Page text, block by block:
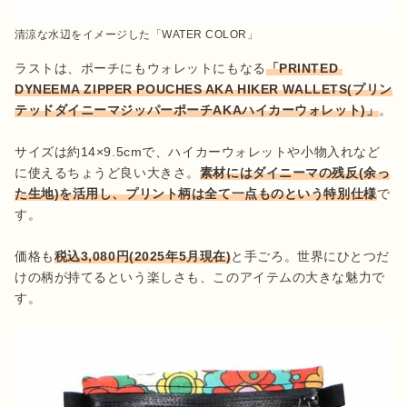
清涼な水辺をイメージした「WATER COLOR」
ラストは、ポーチにもウォレットにもなる「PRINTED
DYNEEMA ZIPPER POUCHES AKA HIKER WALLETS(プリン
テッドダイニーマジッパーポーチAKAハイカーウォレット)」。
サイズは約14×9.5cmで、ハイカーウォレットや小物入れなど
に使えるちょうど良い大きさ。 素材にはダイニーマの残反(余っ
た生地)を活用し、プリント柄は全て一点ものという特別仕様で
す。
価格も税込3,080円(2025年5月現在)と手ごろ。世界にひとつだ
けの柄が持てるという楽しさも、このアイテムの大きな魅力で
す。